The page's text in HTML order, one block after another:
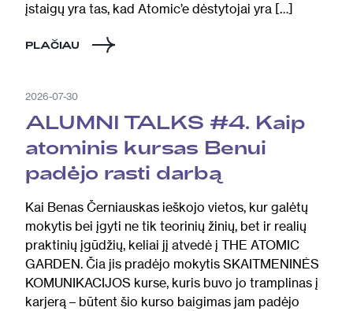
įstaigų yra tas, kad Atomic’e dėstytojai yra […]
PLAČIAU
2026-07-30
ALUMNI TALKS #4. Kaip
atominis kursas Benui
padėjo rasti darbą
Kai Benas Černiauskas ieškojo vietos, kur galėtų
mokytis bei įgyti ne tik teorinių žinių, bet ir realių
praktinių įgūdžių, keliai jį atvedė į THE ATOMIC
GARDEN. Čia jis pradėjo mokytis SKAITMENINĖS
KOMUNIKACIJOS kurse, kuris buvo jo tramplinas į
karjerą – būtent šio kurso baigimas jam padėjo